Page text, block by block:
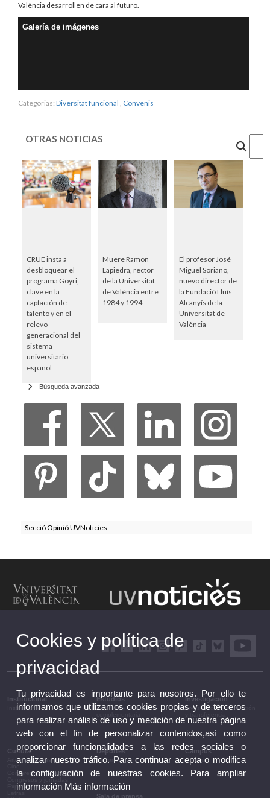
València desarrollen de cara al futuro.
Galería de imágenes
Categorias: Diversitat funcional Convenis
OTRAS NOTICIAS
CRUE insta a
desbloquear el
programa Goyri,
clave en la
captación de
talento y en el
relevo
generacional del
sistema
universitario
español
Muere Ramon
Lapiedra, rector
de la Universitat
de València entre
1984 y 1994
El profesor José
Miguel Soriano,
nuevo director de
la Fundació Lluís
Alcanyís de la
Universitat de
València
Búsqueda avanzada
Secció Opinió UVNoticies
Institucional
Institucional
Estudios
Estudios y formación
Investigación
Investigación, innovación
Cultura
Artes escénicas
Conferencias y debates
Congresos y jornadas
Exposiciones
Deportes
Deportes
Campus
Campus
Sala de prensa
Cookies y política de
privacidad
Tu privacidad es importante para nosotros. Por ello te
informamos que utilizamos cookies propias y de terceros
para realizar análisis de uso y medición de nuestra página
web con el fin de personalizar contenidos,así como
proporcionar funcionalidades a las redes sociales o
analizar nuestro tráfico. Para continuar acepta o modifica
la configuración de nuestras cookies. Para ampliar
información Más información